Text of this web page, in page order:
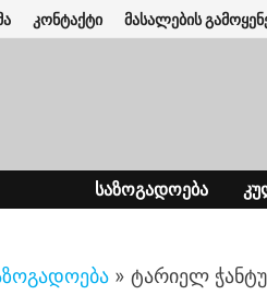
კონტაქტი მასალების
ᲡᲐᲖᲝᲒᲐᲓᲝᲔᲑᲐ
» ტარიელ